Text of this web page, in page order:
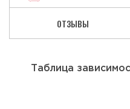
ОТЗЫВЫ
Таблица